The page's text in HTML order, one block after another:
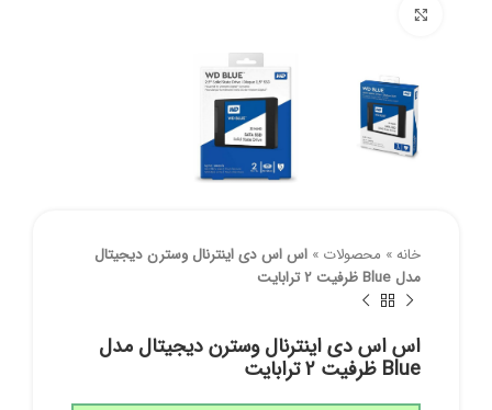
خانه» محصولات » اس اس دی اینترنال وسترن دیجیتال
مدل Blue ظرفیت 2 ترابایت
اس اس دی اینترنال وسترن دیجیتال مدل
Blue ظرفیت 2 ترابایت